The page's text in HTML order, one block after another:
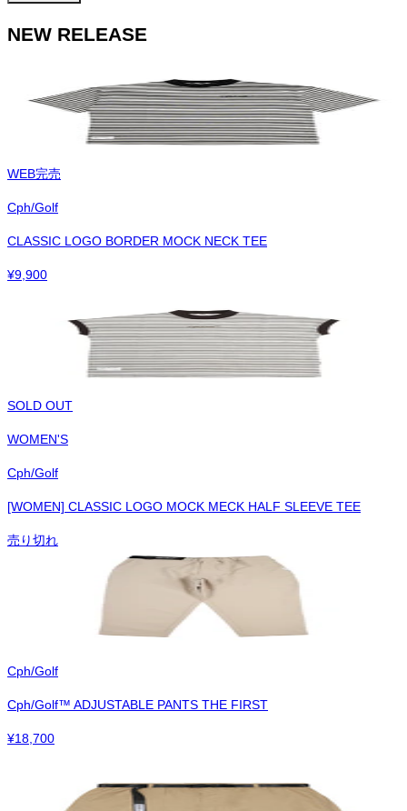
NEW RELEASE
WEB完売
Cph/Golf
CLASSIC LOGO BORDER MOCK NECK TEE
¥9,900
SOLD OUT
WOMEN'S
Cph/Golf
[WOMEN] CLASSIC LOGO MOCK MECK HALF SLEEVE TEE
売り切れ
Cph/Golf
Cph/Golf™︎ ADJUSTABLE PANTS THE FIRST
¥18,700